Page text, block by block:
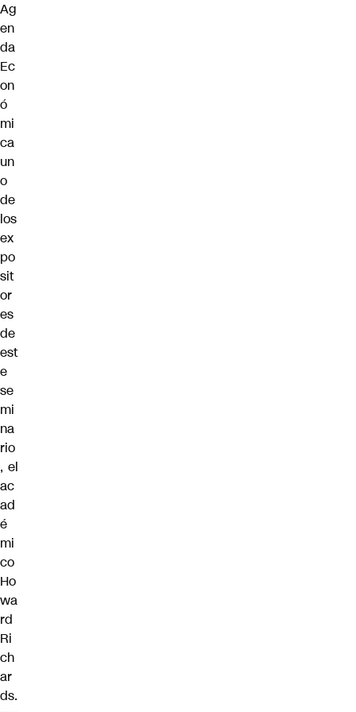
Ag
en
da
Ec
on
ó
mi
ca
un
o
de
los
ex
po
sit
or
es
de
est
e
se
mi
na
rio
, el
ac
ad
é
mi
co
Ho
wa
rd
Ri
ch
ar
ds.